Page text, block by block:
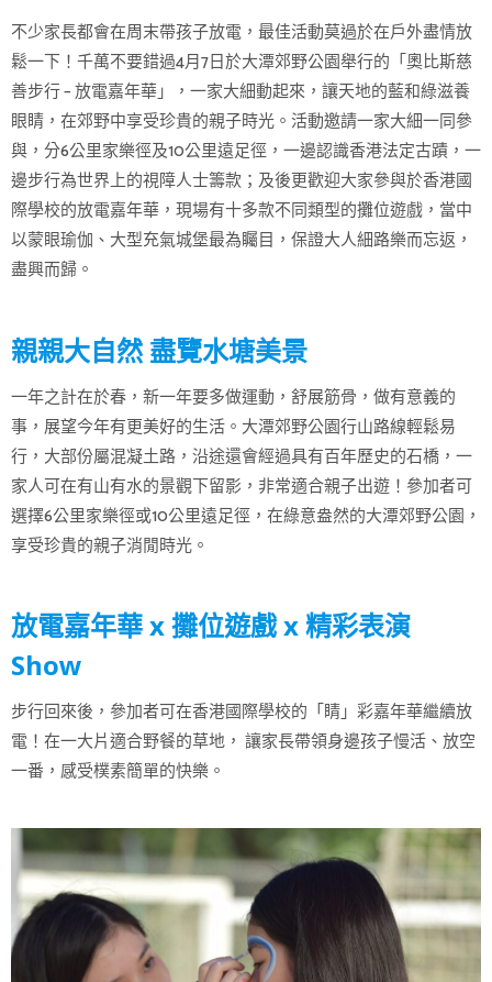
不少家長都會在周末帶孩子放電，最佳活動莫過於在戶外盡情放
鬆一下！千萬不要錯過4月7日於大潭郊野公園舉行的「奧比斯慈
善步行 – 放電嘉年華」，一家大細動起來，讓天地的藍和綠滋養
眼睛，在郊野中享受珍貴的親子時光。活動邀請一家大細一同參
與，分6公里家樂徑及10公里遠足徑，一邊認識香港法定古蹟，一
邊步行為世界上的視障人士籌款；及後更歡迎大家參與於香港國
際學校的放電嘉年華，現場有十多款不同類型的攤位遊戲，當中
以蒙眼瑜伽、大型充氣城堡最為矚目，保證大人細路樂而忘返，
盡興而歸。
親親大自然 盡覽水塘美景
一年之計在於春，新一年要多做運動，舒展筋骨，做有意義的
事，展望今年有更美好的生活。大潭郊野公園行山路線輕鬆易
行，大部份屬混凝土路，沿途還會經過具有百年歷史的石橋，一
家人可在有山有水的景觀下留影，非常適合親子出遊！參加者可
選擇6公里家樂徑或10公里遠足徑，在綠意盎然的大潭郊野公園，
享受珍貴的親子消閒時光。
放電嘉年華 x 攤位遊戲 x 精彩表演
Show
步行回來後，參加者可在香港國際學校的「睛」彩嘉年華繼續放
電！在一大片適合野餐的草地， 讓家長帶領身邊孩子慢活、放空
一番，感受樸素簡單的快樂。